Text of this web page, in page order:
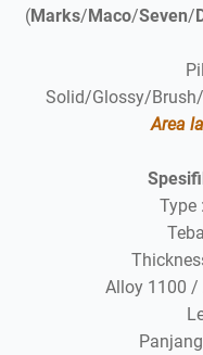
(Marks/Maco/Seven/
Solid/Glossy/
Area
Type
Alloy 1100 /